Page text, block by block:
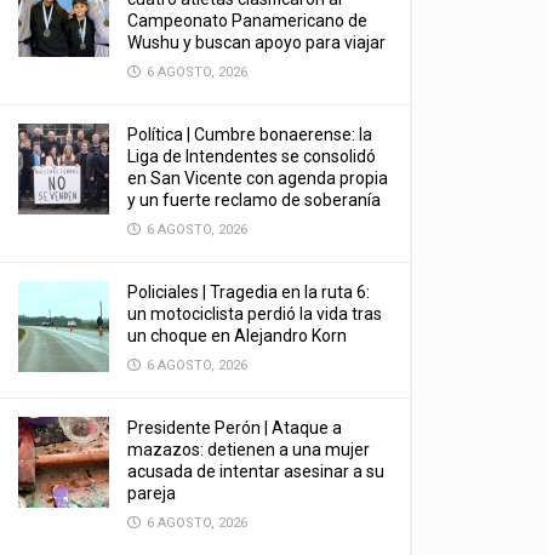
Campeonato Panamericano de
Wushu y buscan apoyo para viajar
6 AGOSTO, 2026
Política | Cumbre bonaerense: la
Liga de Intendentes se consolidó
en San Vicente con agenda propia
y un fuerte reclamo de soberanía
6 AGOSTO, 2026
Policiales | Tragedia en la ruta 6:
un motociclista perdió la vida tras
un choque en Alejandro Korn
6 AGOSTO, 2026
Presidente Perón | Ataque a
mazazos: detienen a una mujer
acusada de intentar asesinar a su
pareja
6 AGOSTO, 2026